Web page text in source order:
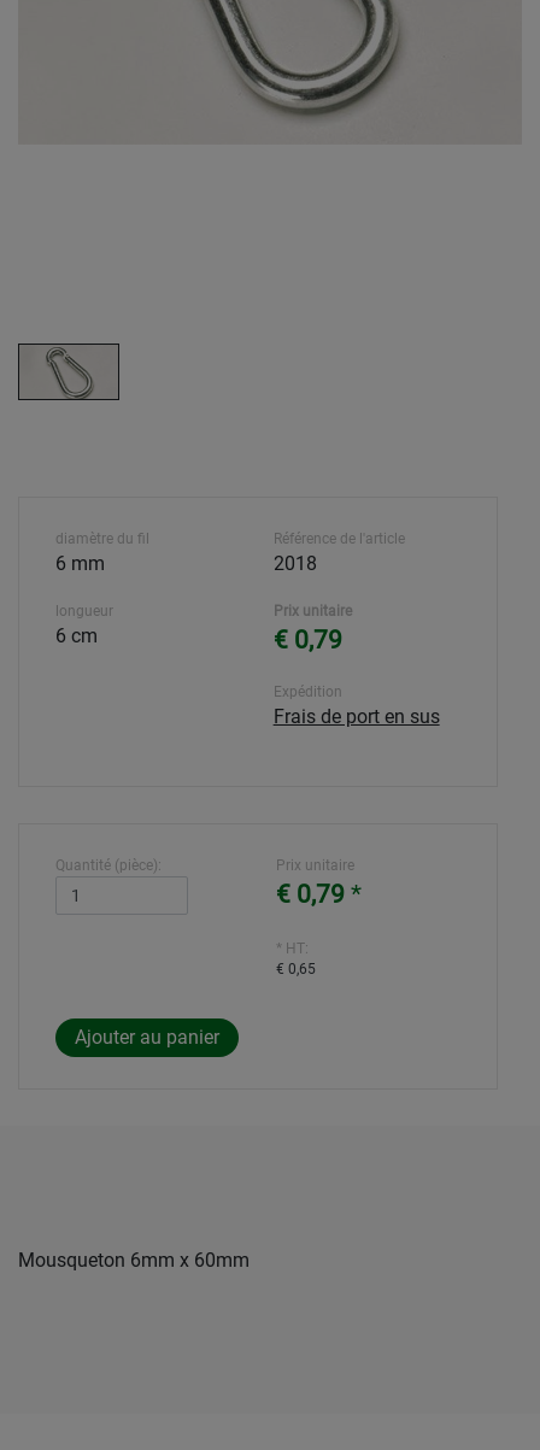
diamètre du fil
6 mm
longueur
6 cm
Référence de l'article
2018
Prix unitaire
€ 0,79
Expédition
Frais de port en sus
Quantité (pièce): Prix unitaire
€ 0,79 *
* HT:
€ 0,65
Mousqueton 6mm x 60mm